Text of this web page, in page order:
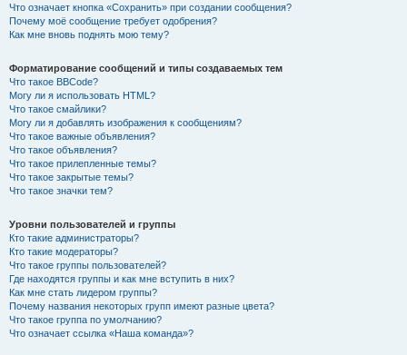
Что означает кнопка «Сохранить» при создании сообщения?
Почему моё сообщение требует одобрения?
Как мне вновь поднять мою тему?
Форматирование сообщений и типы создаваемых тем
Что такое BBCode?
Могу ли я использовать HTML?
Что такое смайлики?
Могу ли я добавлять изображения к сообщениям?
Что такое важные объявления?
Что такое объявления?
Что такое прилепленные темы?
Что такое закрытые темы?
Что такое значки тем?
Уровни пользователей и группы
Кто такие администраторы?
Кто такие модераторы?
Что такое группы пользователей?
Где находятся группы и как мне вступить в них?
Как мне стать лидером группы?
Почему названия некоторых групп имеют разные цвета?
Что такое группа по умолчанию?
Что означает ссылка «Наша команда»?